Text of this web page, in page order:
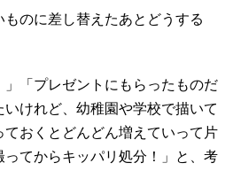
のに差し替えたあとどうする
」「プレゼントにもらったものだ
けれど、幼稚園や学校で描いて
おくとどんどん増えていって片
てからキッパリ処分！」と、考